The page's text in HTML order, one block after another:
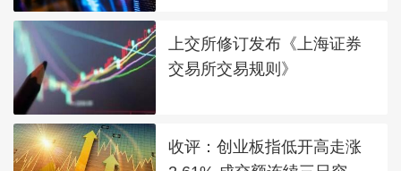
上交所修订发布《上海证券
交易所交易规则》
收评：创业板指低开高走涨